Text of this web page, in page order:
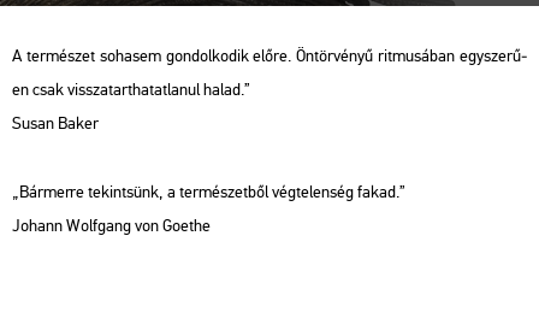
A ter­mé­szet so­ha­sem gon­dol­ko­dik előre. Ön­tör­vé­nyű rit­mu­sá­ban egy­sze­rű­
en csak vissza­tart­ha­tat­la­nul halad.”
Susan Baker
„Bár­mer­re te­kint­sünk, a ter­mé­szet­ből vég­te­len­ség fakad.”
Jo­hann Wolf­gang von Goe­the